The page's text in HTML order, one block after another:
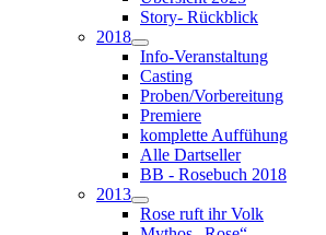
Story- Rückblick
2018
Info-Veranstaltung
Casting
Proben/Vorbereitung
Premiere
komplette Auffühung
Alle Dartseller
BB - Rosebuch 2018
2013
Rose ruft ihr Volk